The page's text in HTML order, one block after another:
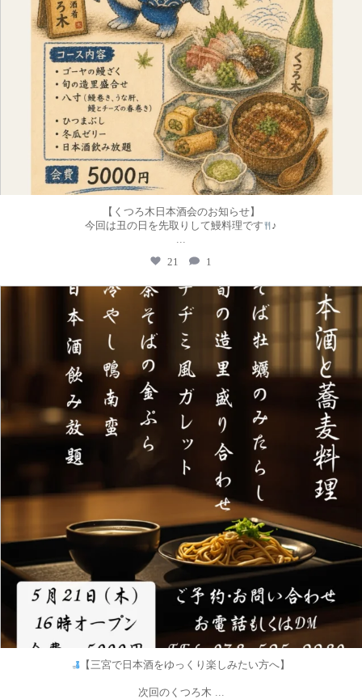
【くつろ木日本酒会のお知らせ】
今回は丑の日を先取りして鰻料理です
♪
21 1
kutsurogi.sannomiya
4月 24
【三宮で日本酒をゆっくり楽しみたい方へ】
次回のくつろ木